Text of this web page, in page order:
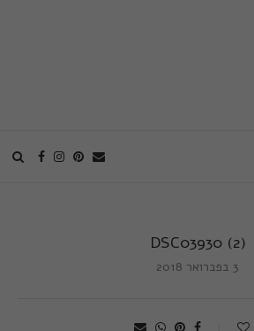
DSC03930 (2)
3 בפברואר 2018